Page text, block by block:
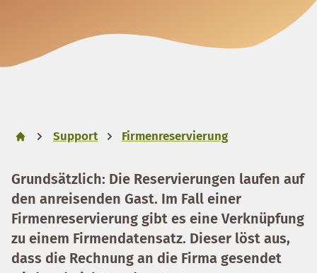
Support Firmenreservierung
Grundsätzlich: Die Reservierungen laufen auf
den anreisenden Gast. Im Fall einer
Firmenreservierung gibt es eine Verknüpfung
zu einem Firmendatensatz. Dieser löst aus,
dass die Rechnung an die Firma gesendet